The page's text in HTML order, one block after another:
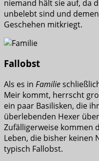
niemand hält sie auf, da
unbelebt sind und
Geschehen mitkriegt.
Fallobst
Als es in Familie
Meir kommt, herrscht
ein paar Basilisken, die
überlebenden Hexer
Zufälligerweise kommen
Leben, die bisher keinen
typisch Fallobst.